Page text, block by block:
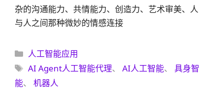
杂的沟通能力、共情能力、创造力、艺术审美、人
与人之间那种微妙的情感连接
分
类
人工智能应用
标
签
AI Agent人工智能代理、AI人工智能、具身智
能、 机器人